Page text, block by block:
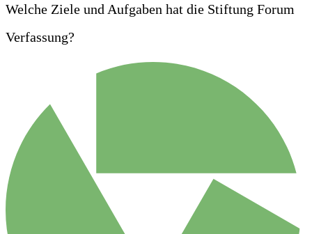
Welche Ziele und Aufgaben hat die Stiftung Forum
Verfassung?